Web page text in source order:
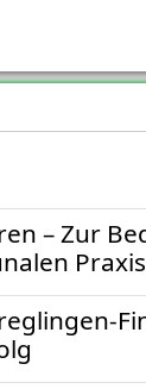
– Zur
Praxis